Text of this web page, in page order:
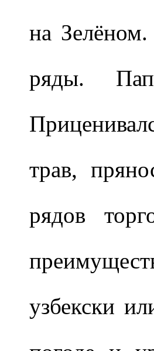
на Зелёном.
ряды.
трав,
рядов
узбекски